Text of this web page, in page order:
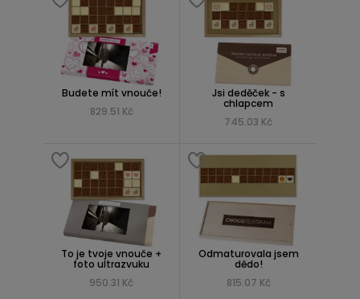
Budete mít vnouče!
829.51 Kč
Jsi deděček - s
chlapcem
745.03 Kč
To je tvoje vnouče +
foto ultrazvuku
950.31 Kč
Odmaturovala jsem
dědo!
815.07 Kč